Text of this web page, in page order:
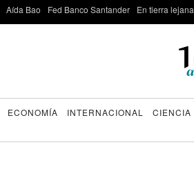
Aída Bao Fed Banco Santander En tierra lejana
ECONOMÍA INTERNACIONAL CIENCIA